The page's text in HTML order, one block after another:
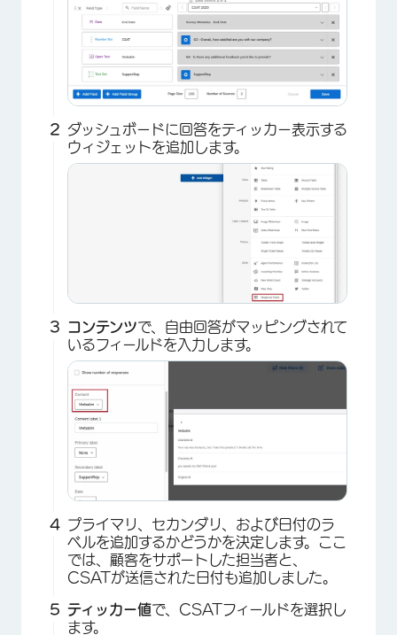
ダッシュボードに回答をティッカー表示する
ウィジェットを追加します。
コンテンツで、自由回答がマッピングされて
いるフィールドを入力します。
プライマリ、セカンダリ、および日付のラ
ベルを追加するかどうかを決定します。ここ
では、顧客をサポートした担当者と、
CSATが送信された日付も追加しました。
ティッカー値で、CSATフィールドを選択し
ます。